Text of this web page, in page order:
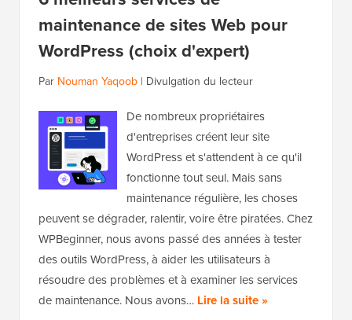
maintenance de sites Web pour
WordPress (choix d'expert)
Par Nouman Yaqoob | Divulgation du lecteur
De nombreux propriétaires
d'entreprises créent leur site
WordPress et s'attendent à ce qu'il
fonctionne tout seul. Mais sans
maintenance régulière, les choses
peuvent se dégrader, ralentir, voire être piratées. Chez
WPBeginner, nous avons passé des années à tester
des outils WordPress, à aider les utilisateurs à
résoudre des problèmes et à examiner les services
de maintenance. Nous avons… Lire la suite »